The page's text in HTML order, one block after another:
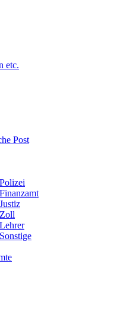
etc.
Post